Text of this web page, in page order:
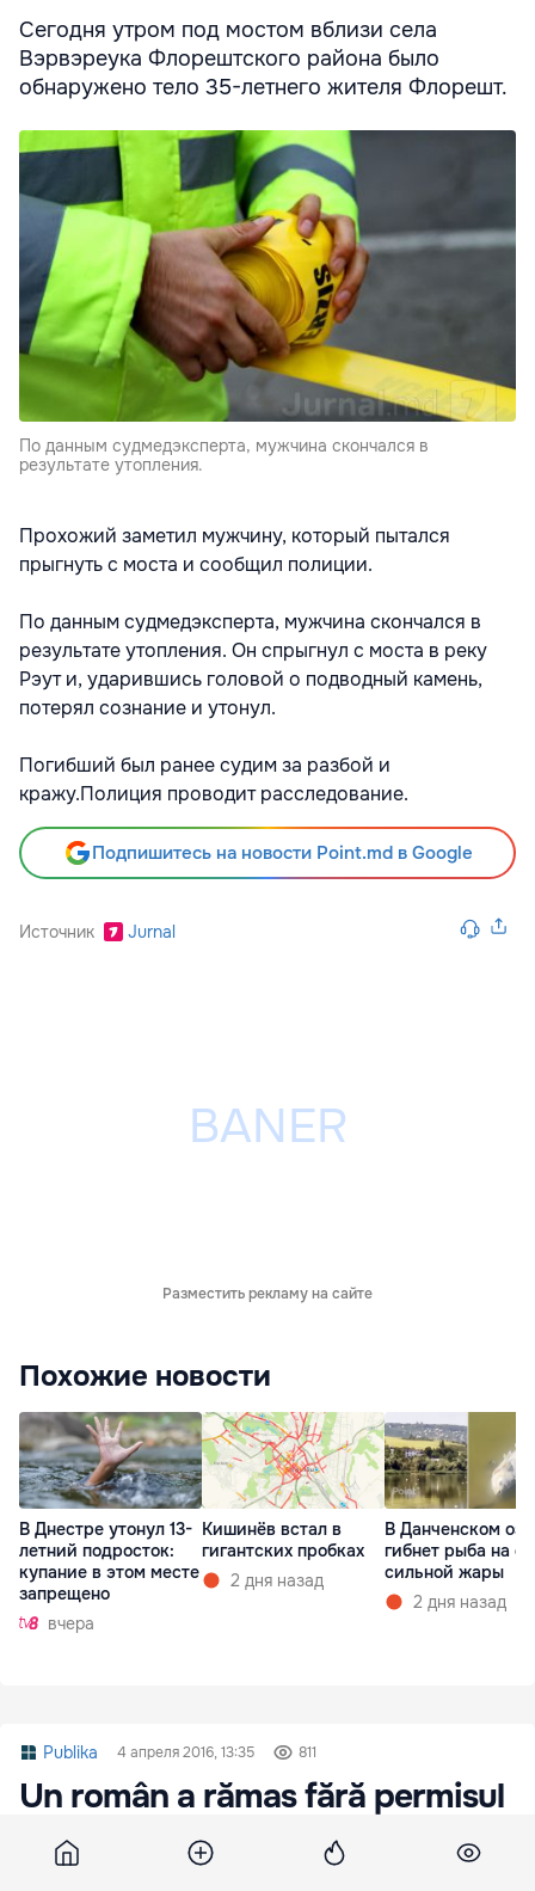
Сегодня утром под мостом вблизи села
Вэрвэреука Флорештского района было
обнаружено тело 35-летнего жителя Флорешт.
По данным судмедэксперта, мужчина скончался в
результате утопления.
Прохожий заметил мужчину, который пытался
прыгнуть с моста и сообщил полиции.
По данным судмедэксперта, мужчина скончался в
результате утопления. Он спрыгнул с моста в реку
Рэут и, ударившись головой о подводный камень,
потерял сознание и утонул.
Погибший был ранее судим за разбой и
кражу.Полиция проводит расследование.
Подпишитесь на новости Point.md в Google
Источник Jurnal
Разместить рекламу на сайте
Похожие новости
В Днестре утонул 13-
летний подросток:
купание в этом месте
запрещено
вчера
Кишинёв встал в
гигантских пробках
2 дня назад
В Данченском
гибнет рыба на
сильной жары
2 дня назад
Publika 4 апреля 2016, 13:35 811
Un român a rămas fără permisul
de conducere moldovenesc